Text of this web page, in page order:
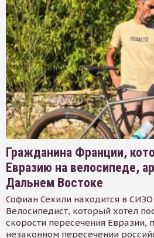
Гражданина Франции,
Евразию на велосипеде,
Дальнем Востоке
Софиан Сехили находится в СИЗО
Велосипедист, который хотел
скорости пересечения Евразии,
незаконном пересечении